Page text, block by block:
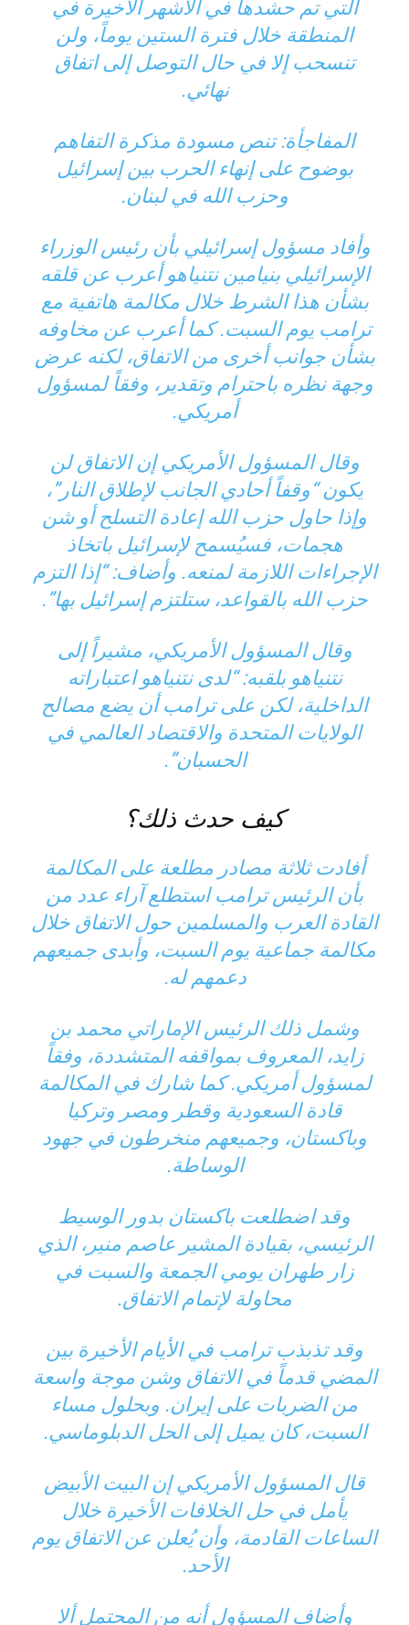
التي تم حشدها في الأشهر الأخيرة في
المنطقة خلال فترة الستين يوماً، ولن
تنسحب إلا في حال التوصل إلى اتفاق
نهائي.
المفاجأة: تنص مسودة مذكرة التفاهم
بوضوح على إنهاء الحرب بين إسرائيل
وحزب الله في لبنان.
وأفاد مسؤول إسرائيلي بأن رئيس الوزراء
الإسرائيلي بنيامين نتنياهو أعرب عن قلقه
بشأن هذا الشرط خلال مكالمة هاتفية مع
ترامب يوم السبت. كما أعرب عن مخاوفه
بشأن جوانب أخرى من الاتفاق، لكنه عرض
وجهة نظره باحترام وتقدير، وفقاً لمسؤول
أمريكي.
وقال المسؤول الأمريكي إن الاتفاق لن
يكون “وقفاً أحادي الجانب لإطلاق النار”،
وإذا حاول حزب الله إعادة التسلح أو شن
هجمات، فسيُسمح لإسرائيل باتخاذ
الإجراءات اللازمة لمنعه. وأضاف: “إذا التزم
حزب الله بالقواعد، ستلتزم إسرائيل بها”.
وقال المسؤول الأمريكي، مشيراً إلى
نتنياهو بلقبه: “لدى نتنياهو اعتباراته
الداخلية، لكن على ترامب أن يضع مصالح
الولايات المتحدة والاقتصاد العالمي في
الحسبان”.
كيف حدث ذلك؟
أفادت ثلاثة مصادر مطلعة على المكالمة
بأن الرئيس ترامب استطلع آراء عدد من
القادة العرب والمسلمين حول الاتفاق خلال
مكالمة جماعية يوم السبت، وأبدى جميعهم
دعمهم له.
وشمل ذلك الرئيس الإماراتي محمد بن
زايد، المعروف بمواقفه المتشددة، وفقاً
لمسؤول أمريكي. كما شارك في المكالمة
قادة السعودية وقطر ومصر وتركيا
وباكستان، وجميعهم منخرطون في جهود
الوساطة.
وقد اضطلعت باكستان بدور الوسيط
الرئيسي، بقيادة المشير عاصم منير، الذي
زار طهران يومي الجمعة والسبت في
محاولة لإتمام الاتفاق.
وقد تذبذب ترامب في الأيام الأخيرة بين
المضي قدماً في الاتفاق وشن موجة واسعة
من الضربات على إيران. وبحلول مساء
السبت، كان يميل إلى الحل الدبلوماسي.
قال المسؤول الأمريكي إن البيت الأبيض
يأمل في حل الخلافات الأخيرة خلال
الساعات القادمة، وأن يُعلن عن الاتفاق يوم
الأحد.
وأضاف المسؤول أنه من المحتمل ألا